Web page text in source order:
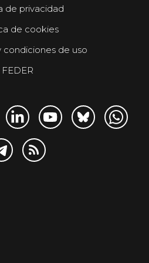
de privacidad
de cookies
condiciones de uso
FEDER